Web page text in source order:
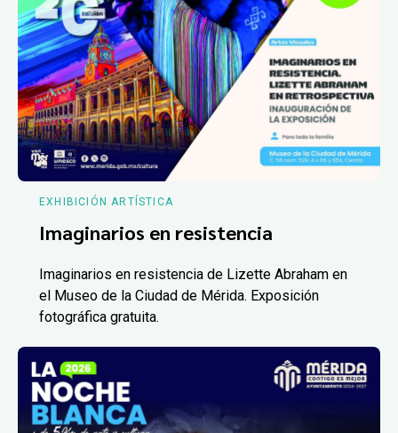
EXHIBICIÓN ARTÍSTICA
Imaginarios en resistencia
Imaginarios en resistencia de Lizette Abraham en
el Museo de la Ciudad de Mérida. Exposición
fotográfica gratuita.